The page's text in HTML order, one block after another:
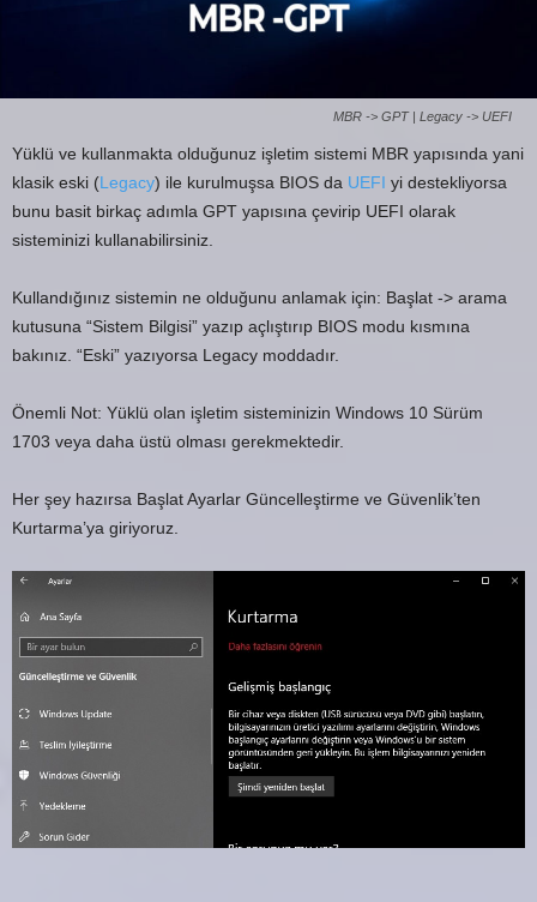
MBR -> GPT | Legacy -> UEFI
Yüklü ve kullanmakta olduğunuz işletim sistemi MBR yapısında yani
klasik eski (Legacy) ile kurulmuşsa BIOS da UEFI yi destekliyorsa
bunu basit birkaç adımla GPT yapısına çevirip UEFI olarak
sisteminizi kullanabilirsiniz.
Kullandığınız sistemin ne olduğunu anlamak için: Başlat -> arama
kutusuna “Sistem Bilgisi” yazıp açlıştırıp BIOS modu kısmına
bakınız. “Eski” yazıyorsa Legacy moddadır.
Önemli Not: Yüklü olan işletim sisteminizin Windows 10 Sürüm
1703 veya daha üstü olması gerekmektedir.
Her şey hazırsa Başlat Ayarlar Güncelleştirme ve Güvenlik’ten
Kurtarma’ya giriyoruz.